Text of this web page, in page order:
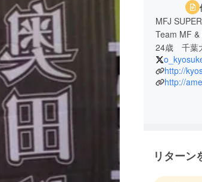
MFJ
Team MF
24歳 千葉
http://
http://
リターン